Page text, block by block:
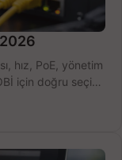
hız, PoE, yönetim
için doğru seçimi